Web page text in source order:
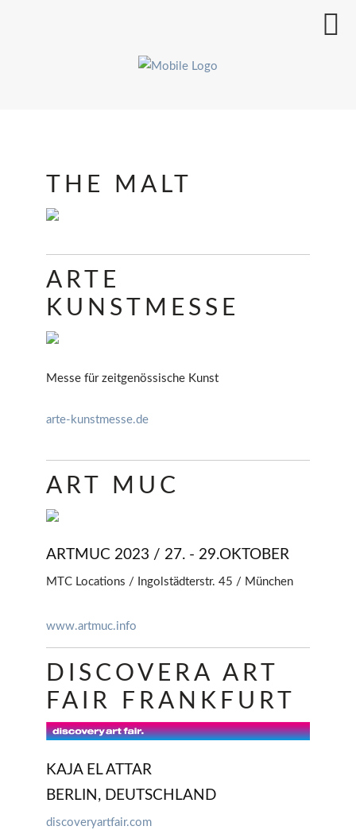
THE MALT
ARTE
KUNSTMESSE
Messe für zeitgenössische Kunst
arte-kunstmesse.de
ART MUC
ARTMUC 2023 / 27. - 29.OKTOBER
MTC Locations / Ingolstädterstr. 45 / München
www.artmuc.info
DISCOVERA ART
FAIR FRANKFURT
KAJA EL ATTAR
BERLIN, DEUTSCHLAND
discoveryartfair.com